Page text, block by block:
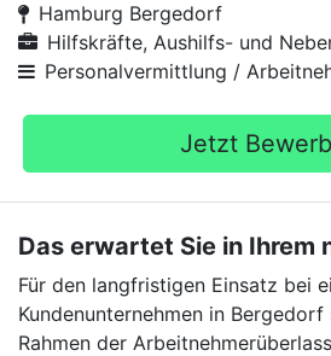
Hamburg Bergedorf
Hilfskräfte, Aushilfs- und
Personalvermittlung /
Jetzt
Das erwartet Sie in Ihrem
Für den langfristigen Einsatz bei
Kundenunternehmen in
Rahmen der